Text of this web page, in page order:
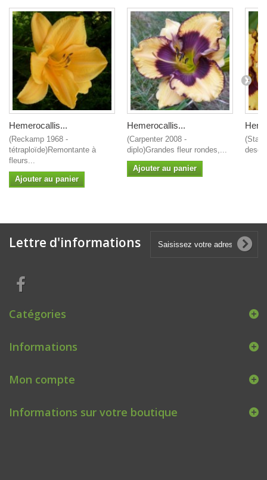
Hemerocallis...
(Reckamp 1968 -
tétraploïde)Remontante à
fleurs...
Ajouter au panier
Hemerocallis...
(Carpenter 2008 -
diplo)Grandes fleur rondes,...
Ajouter au panier
Lettre d'informations
Catégories
Informations
Mon compte
Informations sur votre boutique